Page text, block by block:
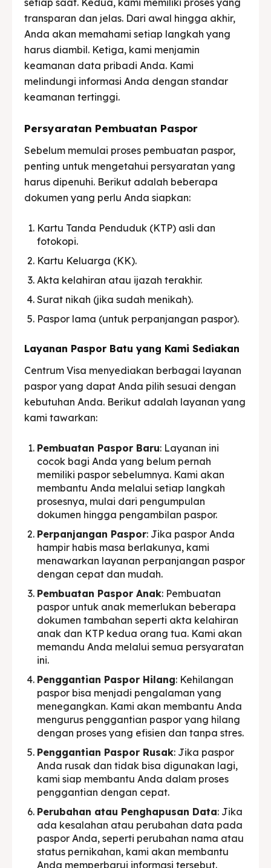
transparan dan jelas. Dari awal hingga akhir,
Anda akan memahami setiap langkah yang
harus diambil. Ketiga, kami menjamin
keamanan data pribadi Anda. Kami
melindungi informasi Anda dengan standar
keamanan tertinggi.
Persyaratan Pembuatan Paspor
Sebelum memulai proses pembuatan paspor,
penting untuk mengetahui persyaratan yang
harus dipenuhi. Berikut adalah beberapa
dokumen yang perlu Anda siapkan:
Kartu Tanda Penduduk (KTP) asli dan
fotokopi.
Kartu Keluarga (KK).
Akta kelahiran atau ijazah terakhir.
Surat nikah (jika sudah menikah).
Paspor lama (untuk perpanjangan paspor).
Layanan Paspor Batu yang Kami Sediakan
Centrum Visa menyediakan berbagai layanan
paspor yang dapat Anda pilih sesuai dengan
kebutuhan Anda. Berikut adalah layanan yang
kami tawarkan:
Pembuatan Paspor Baru: Layanan ini
cocok bagi Anda yang belum pernah
memiliki paspor sebelumnya. Kami akan
membantu Anda melalui setiap langkah
prosesnya, mulai dari pengumpulan
dokumen hingga pengambilan paspor.
Perpanjangan Paspor: Jika paspor Anda
hampir habis masa berlakunya, kami
menawarkan layanan perpanjangan paspor
dengan cepat dan mudah.
Pembuatan Paspor Anak: Pembuatan
paspor untuk anak memerlukan beberapa
dokumen tambahan seperti akta kelahiran
anak dan KTP kedua orang tua. Kami akan
memandu Anda melalui semua persyaratan
ini.
Penggantian Paspor Hilang: Kehilangan
paspor bisa menjadi pengalaman yang
menegangkan. Kami akan membantu Anda
mengurus penggantian paspor yang hilang
dengan proses yang efisien dan tanpa stres.
Penggantian Paspor Rusak: Jika paspor
Anda rusak dan tidak bisa digunakan lagi,
kami siap membantu Anda dalam proses
penggantian dengan cepat.
Perubahan atau Penghapusan Data: Jika
ada kesalahan atau perubahan data pada
paspor Anda, seperti perubahan nama atau
status pernikahan, kami akan membantu
Anda memperbarui informasi tersebut.